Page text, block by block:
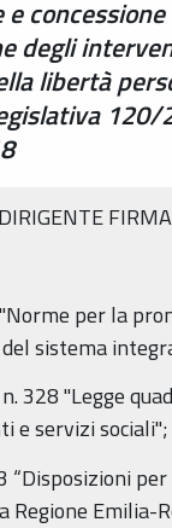
degli
libertà
per la
sistema
328 "Legge
e servizi sociali";
“Disposizioni
Emilia-